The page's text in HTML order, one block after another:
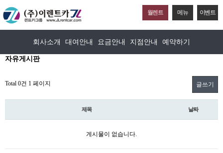
월렌트 메뉴 이벤트
회사소개 대여안내 요금안내 지점안내 예약하기
자유게시판
Total 0건 1 페이지 글쓰기
제목 날짜
게시물이 없습니다.